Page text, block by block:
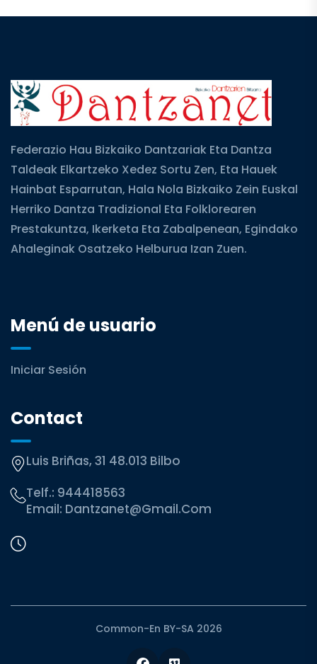
Federazio Hau Bizkaiko Dantzariak Eta Dantza
Taldeak Elkartzeko Xedez Sortu Zen, Eta Hauek
Hainbat Esparrutan, Hala Nola Bizkaiko Zein Euskal
Herriko Dantza Tradizional Eta Folklorearen
Prestakuntza, Ikerketa Eta Zabalpenean, Egindako
Ahaleginak Osatzeko Helburua Izan Zuen.
Menú de usuario
Iniciar Sesión
Contact
Luis Briñas, 31 48.013 Bilbo
Telf.: 944418563
Email: Dantzanet@gmail.com
Common-En BY-SA 2026